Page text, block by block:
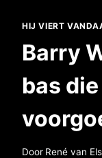
HIJ VIERT
Barry
bas
Door René van